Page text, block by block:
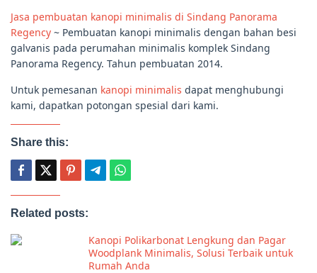
Jasa pembuatan kanopi minimalis di Sindang Panorama
Regency ~ Pembuatan kanopi minimalis dengan bahan besi
galvanis pada perumahan minimalis komplek Sindang
Panorama Regency. Tahun pembuatan 2014.
Untuk pemesanan kanopi minimalis dapat menghubungi
kami, dapatkan potongan spesial dari kami.
Share this:
Related posts:
Kanopi Polikarbonat Lengkung dan Pagar
Woodplank Minimalis, Solusi Terbaik untuk
Rumah Anda